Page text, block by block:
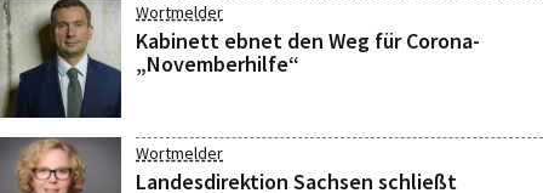
Wortmelder
Kabinett ebnet den Weg für Corona-
„Novemberhilfe“
Wortmelder
Landesdirektion Sachsen schließt